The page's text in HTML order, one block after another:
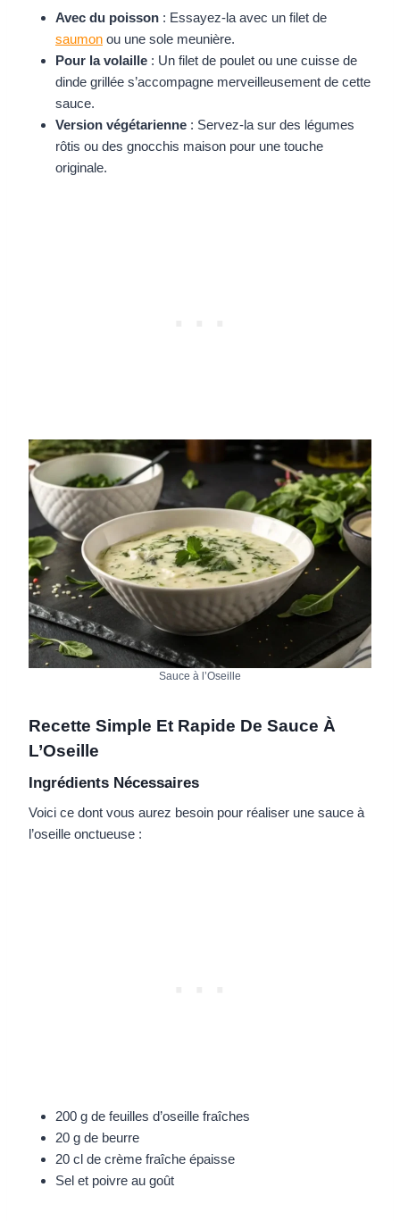
Avec du poisson : Essayez-la avec un filet de
saumon ou une sole meunière.
Pour la volaille : Un filet de poulet ou une cuisse de
dinde grillée s’accompagne merveilleusement de cette
sauce.
Version végétarienne : Servez-la sur des légumes
rôtis ou des gnocchis maison pour une touche
originale.
Sauce à l’Oseille
Recette Simple Et Rapide De Sauce À
L’Oseille
Ingrédients Nécessaires
Voici ce dont vous aurez besoin pour réaliser une sauce à
l’oseille onctueuse :
200 g de feuilles d’oseille fraîches
20 g de beurre
20 cl de crème fraîche épaisse
Sel et poivre au goût